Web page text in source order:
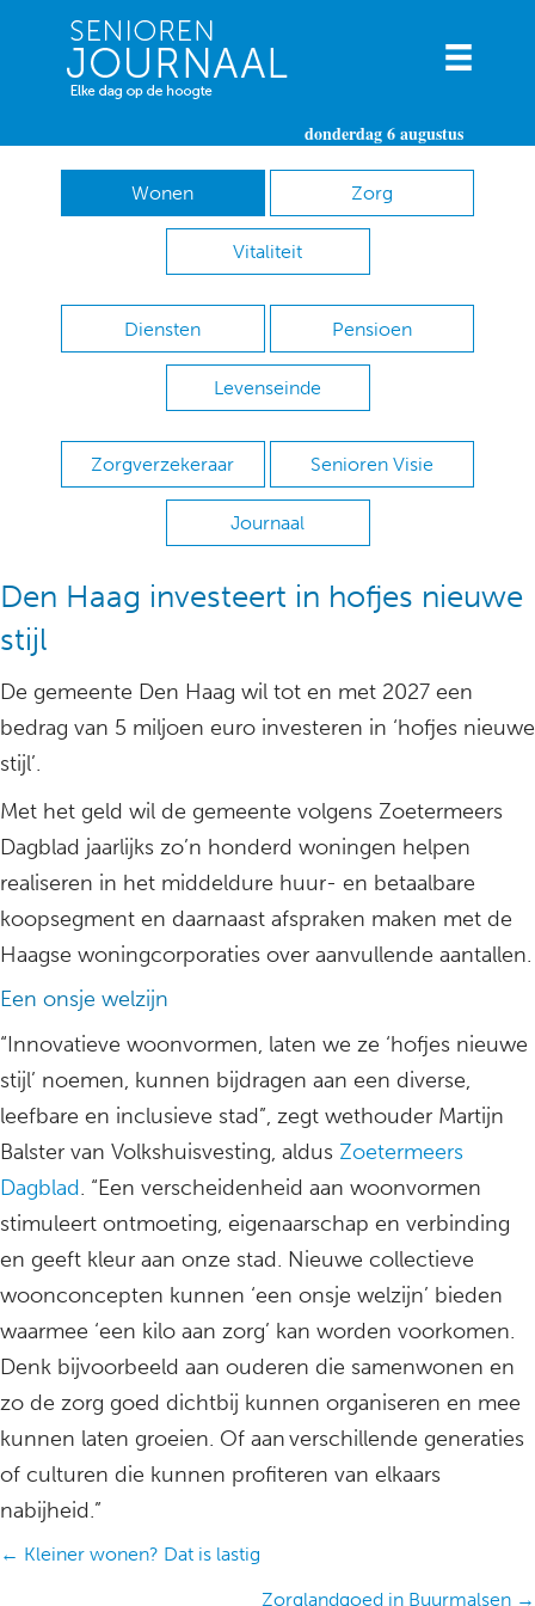
donderdag 6 augustus
Wonen Zorg
Vitaliteit
Diensten Pensioen
Levenseinde
Zorgverzekeraar Senioren Visie
Journaal
Den Haag investeert in hofjes nieuwe
stijl
De gemeente Den Haag wil tot en met 2027 een
bedrag van 5 miljoen euro investeren in ‘hofjes nieuwe
stijl’.
Met het geld wil de gemeente volgens Zoetermeers
Dagblad jaarlijks zo’n honderd woningen helpen
realiseren in het middeldure huur- en betaalbare
koopsegment en daarnaast afspraken maken met de
Haagse woningcorporaties over aanvullende aantallen.
Een onsje welzijn
“Innovatieve woonvormen, laten we ze ‘hofjes nieuwe
stijl’ noemen, kunnen bijdragen aan een diverse,
leefbare en inclusieve stad”, zegt wethouder Martijn
Balster van Volkshuisvesting, aldus Zoetermeers
Dagblad. “Een verscheidenheid aan woonvormen
stimuleert ontmoeting, eigenaarschap en verbinding
en geeft kleur aan onze stad. Nieuwe collectieve
woonconcepten kunnen ‘een onsje welzijn’ bieden
waarmee ‘een kilo aan zorg’ kan worden voorkomen.
Denk bijvoorbeeld aan ouderen die samenwonen en
zo de zorg goed dichtbij kunnen organiseren en mee
kunnen laten groeien. Of aan verschillende generaties
of culturen die kunnen profiteren van elkaars
nabijheid.”
Posts
← Kleiner wonen? Dat is lastig
Zorglandgoed in Buurmalsen →